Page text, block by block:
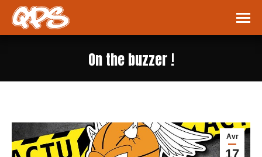
On the buzzer !
Avr
17